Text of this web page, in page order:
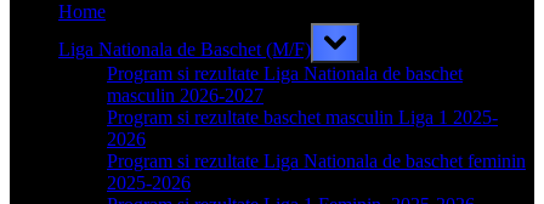
Home
Liga Nationala de Baschet (M/F)
Toggle
sub-
menu
Program si rezultate Liga Nationala de baschet
masculin 2026-2027
Program si rezultate baschet masculin Liga 1 2025-
2026
Program si rezultate Liga Nationala de baschet feminin
2025-2026